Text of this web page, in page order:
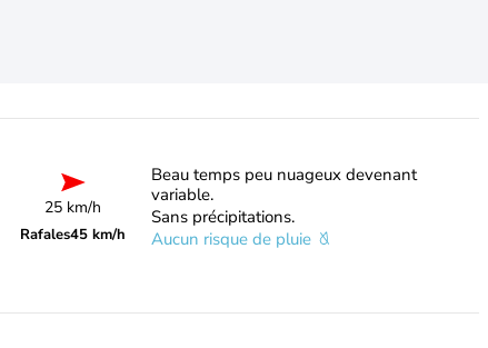
25 km/h
Rafales45 km/h
Beau temps peu nuageux devenant
variable.
Sans précipitations.
Aucun risque de pluie